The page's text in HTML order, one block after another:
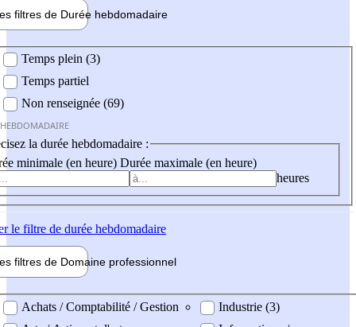
filtres de Durée hebdomadaire
Temps plein (3)
Temps partiel
Non renseignée (69)
la durée hebdomadaire :
minimale (en heure) Durée maximale (en heure)
heures
le filtre de durée hebdomadaire
filtres de Domaine professionnel
professionel
Achats / Comptabilité / Gestion
Industrie (3)